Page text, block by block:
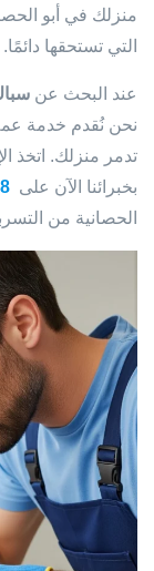
منزلك في أبو
التي تستحقها دائمًا.
عند البحث عن
نحن نُقدم خدمة
تدمر منزلك. اتخذ
بخبرائنا الآن على
الحصانية من